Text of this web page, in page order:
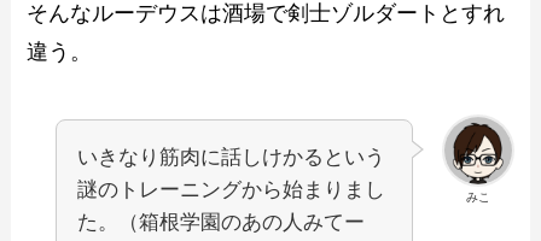
そんなルーデウスは酒場で剣士ゾルダートとすれ
違う。
みこ
いきなり筋肉に話しけかるという
謎のトレーニングから始まりまし
た。（箱根学園のあの人みてー